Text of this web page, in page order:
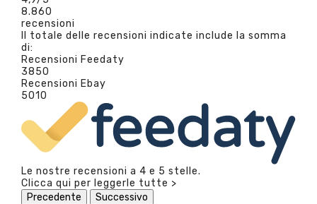
8.860
recensioni
Il totale delle recensioni indicate include la somma
di:
Recensioni Feedaty
3850
Recensioni Ebay
5010
Le nostre recensioni a 4 e 5 stelle.
Clicca qui per leggerle tutte >
Precedente
Successivo